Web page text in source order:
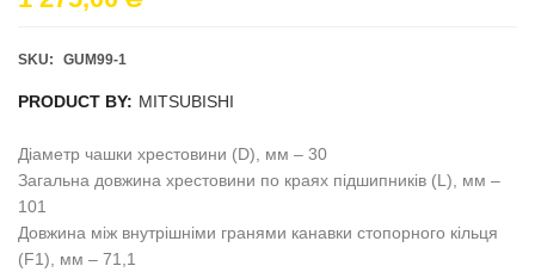
SKU: GUM99-1
PRODUCT BY: MITSUBISHI
Діаметр чашки хрестовини (D), мм – 30
Загальна довжина хрестовини по краях підшипників (L), мм –
101
Довжина між внутрішніми гранями канавки стопорного кільця
(F1), мм – 71,1